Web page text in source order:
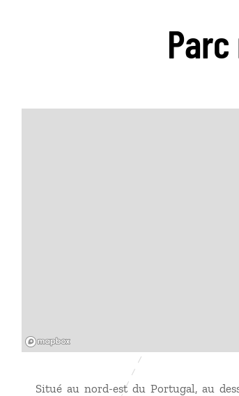
Situé au nord-est du Portugal, au